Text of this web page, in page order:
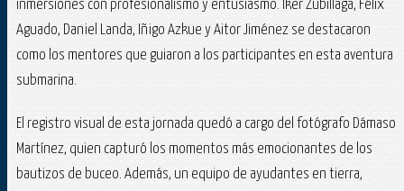
inmersiones con profesionalismo y entusiasmo. Iker Zubillaga, Félix
Aguado, Daniel Landa, Iñigo Azkue y Aitor Jiménez se destacaron
como los mentores que guiaron a los participantes en esta aventura
submarina.
El registro visual de esta jornada quedó a cargo del fotógrafo Dámaso
Martínez, quien capturó los momentos más emocionantes de los
bautizos de buceo. Además, un equipo de ayudantes en tierra,